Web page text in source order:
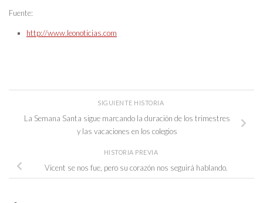
Fuente:
http://www.leonoticias.com
SIGUIENTE HISTORIA
La Semana Santa sigue marcando la duración de los trimestres
y las vacaciones en los colegios
HISTORIA PREVIA
Vicent se nos fue, pero su corazón nos seguirá hablando.